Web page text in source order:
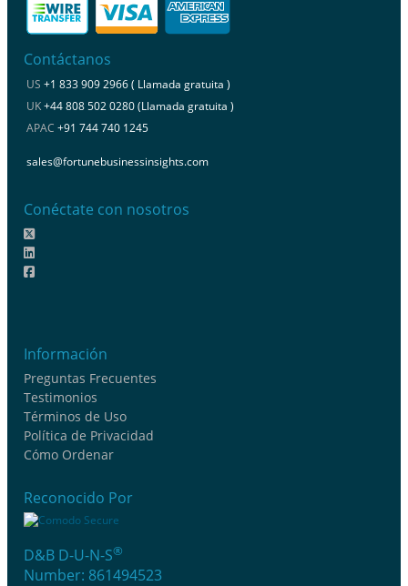
Contáctanos
US +1 833 909 2966 ( Llamada gratuita )
UK+44 808 502 0280 (Llamada gratuita )
APAC +91 744 740 1245
sales@fortunebusinessinsights.com
Conéctate con nosotros
Información
Preguntas Frecuentes
Testimonios
Términos de Uso
Política de Privacidad
Cómo Ordenar
Reconocido Por
D&B D-U-N-S®
Number: 861494523